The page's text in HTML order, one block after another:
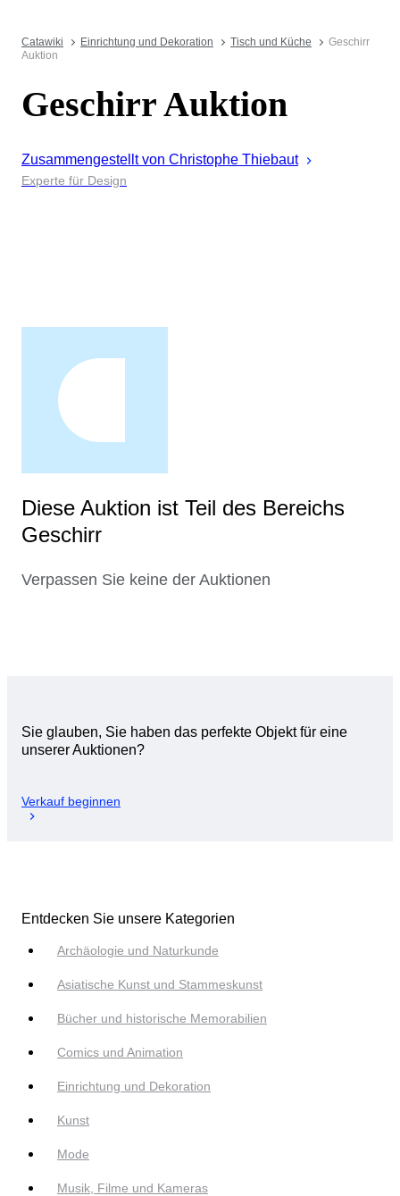
Catawiki Einrichtung und Dekoration Tisch und Küche
Geschirr
Auktion
Geschirr Auktion
Zusammengestellt von Christophe Thiebaut
Experte für Design
Diese Auktion ist Teil des Bereichs
Geschirr
Verpassen Sie keine der Auktionen
Sie glauben, Sie haben das perfekte Objekt für eine
unserer Auktionen?
Verkauf beginnen
Entdecken Sie unsere Kategorien
Archäologie und Naturkunde
Asiatische Kunst und Stammeskunst
Bücher und historische Memorabilien
Comics und Animation
Einrichtung und Dekoration
Kunst
Mode
Musik, Filme und Kameras